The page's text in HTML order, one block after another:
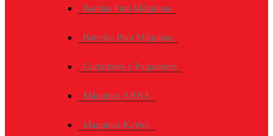
Bandas Para Máquinas
Baterías Para Máquinas
Cortadores y Palpadores
Máquinas ABBA
Maquinas Keytec